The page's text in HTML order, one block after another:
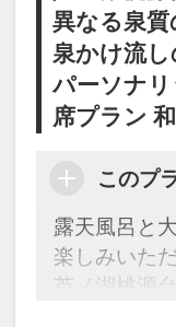
異なる泉
泉かけ流
パーソナ
席プラン
このプ
露天風呂と
楽しみいた
芦ノ湖桃源